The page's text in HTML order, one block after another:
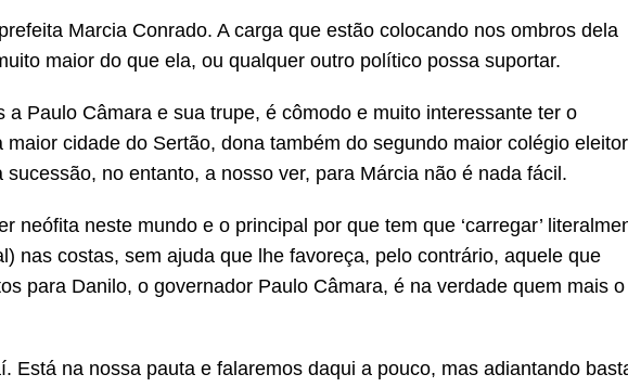
Marcia Conrado. A carga que estão colocando nos ombros dela
maior do que ela, ou qualquer outro político possa suportar.
Paulo Câmara e sua trupe, é cômodo e muito interessante ter o
cidade do Sertão, dona também do segundo maior colégio
no entanto, a nosso ver, para Márcia não é nada fácil.
neófita neste mundo e o principal por que tem que ‘carregar’
nas costas, sem ajuda que lhe favoreça, pelo contrário, aquele que
para Danilo, o governador Paulo Câmara, é na verdade quem mais o
Está na nossa pauta e falaremos daqui a pouco, mas adiantando